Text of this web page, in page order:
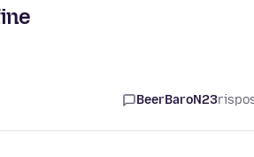
BeerBaroN23